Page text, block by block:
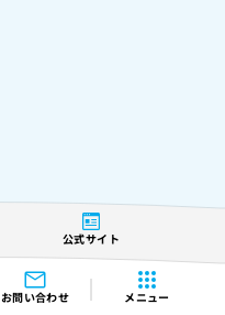
お問い合わせ メニュー
公式サイト